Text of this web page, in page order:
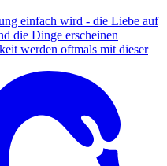
einfach wird - die Liebe auf
die Dinge erscheinen
werden oftmals mit dieser